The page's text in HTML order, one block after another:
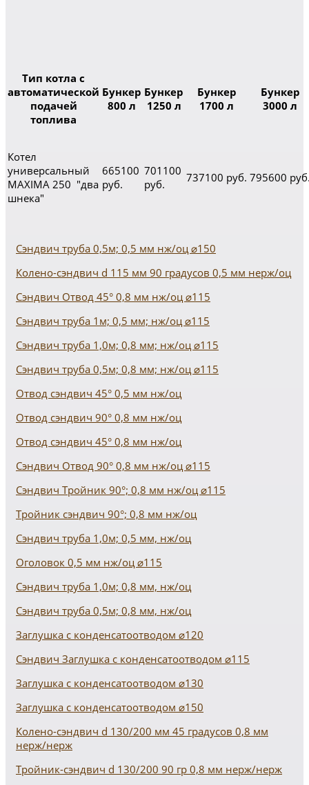
Тип котла с
автоматической
подачей
топлива
Бункер
800 л
Бункер
1250 л
Бункер
1700 л
Бункер
3000 л
Котел
универсальный
MAXIMA 250 "два
шнека"
665100
руб.
701100
руб.
737100 руб. 795600
Сэндвич труба 0,5м; 0,5 мм нж/оц ⌀150
Колено-сэндвич d 115 мм 90 градусов 0,5 мм нерж/оц
Сэндвич Отвод 45° 0,8 мм нж/оц ⌀115
Сэндвич труба 1м; 0,5 мм; нж/оц ⌀115
Сэндвич труба 1,0м; 0,8 мм; нж/оц ⌀115
Сэндвич труба 0,5м; 0,8 мм; нж/оц ⌀115
Отвод сэндвич 45° 0,5 мм нж/оц
Отвод сэндвич 90° 0,8 мм нж/оц
Отвод сэндвич 45° 0,8 мм нж/оц
Сэндвич Отвод 90° 0,8 мм нж/оц ⌀115
Сэндвич Тройник 90°; 0,8 мм нж/оц ⌀115
Тройник сэндвич 90°; 0,8 мм нж/оц
Сэндвич труба 1,0м; 0,5 мм, нж/оц
Оголовок 0,5 мм нж/оц ⌀115
Сэндвич труба 1,0м; 0,8 мм, нж/оц
Сэндвич труба 0,5м; 0,8 мм, нж/оц
Заглушка с конденсатоотводом ⌀120
Сэндвич Заглушка с конденсатоотводом ⌀115
Заглушка с конденсатоотводом ⌀130
Заглушка с конденсатоотводом ⌀150
Колено-сэндвич d 130/200 мм 45 градусов 0,8 мм
нерж/нерж
Тройник-сэндвич d 130/200 90 гр 0,8 мм нерж/нерж